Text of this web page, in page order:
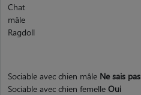
Chat
mâle
Ragdoll
Sociable avec chien mâle Ne sais pas
Sociable avec chien femelle Oui